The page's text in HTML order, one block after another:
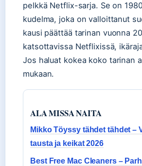
pelkkä Netflix-sarja. Se on
kudelma, joka on valloittanut
kausi päättää tarinan vuonna
katsottavissa Netflixissä,
Jos haluat kokea koko tarinan
mukaan.
ALA MISSA NAITA
Mikko Töyssy tähdet tähdet –
tausta ja keikat 2026
Best Free Mac Cleaners –